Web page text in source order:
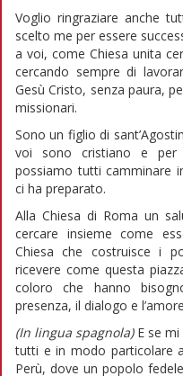
Voglio ringraziare anche
scelto me per essere
a voi, come Chiesa unita
cercando sempre di
Gesù Cristo, senza paura,
missionari.
Sono un figlio di
voi sono cristiano e per
possiamo tutti camminare
ci ha preparato.
Alla Chiesa di Roma un
cercare insieme come
Chiesa che costruisce i
ricevere come questa
coloro che hanno
presenza, il dialogo e
(In lingua spagnola) E se
tutti e in modo particolare
Perù, dove un popolo